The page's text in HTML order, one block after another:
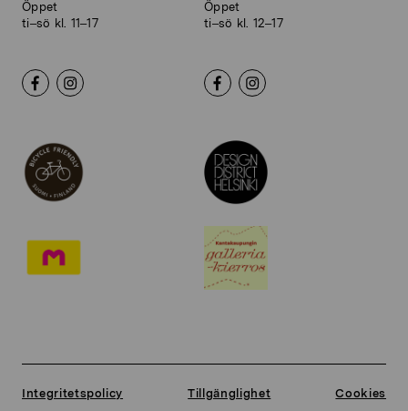
Öppet
ti–sö kl. 11–17
Öppet
ti–sö kl. 12–17
Integritetspolicy Tillgänglighet Cookies